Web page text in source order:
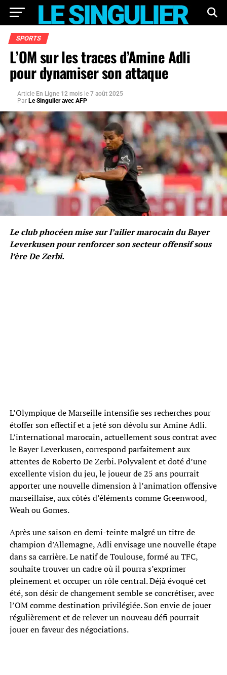
SPORTS
L’OM sur les traces d’Amine Adli
pour dynamiser son attaque
Article En Ligne 12 mois le 7 août 2025
Par Le Singulier avec AFP
Le club phocéen mise sur l’ailier marocain du Bayer
Leverkusen pour renforcer son secteur offensif sous
l’ère De Zerbi.
L’Olympique de Marseille intensifie ses recherches pour
étoffer son effectif et a jeté son dévolu sur Amine Adli.
L’international marocain, actuellement sous contrat avec
le Bayer Leverkusen, correspond parfaitement aux
attentes de Roberto De Zerbi. Polyvalent et doté d’une
excellente vision du jeu, le joueur de 25 ans pourrait
apporter une nouvelle dimension à l’animation offensive
marseillaise, aux côtés d’éléments comme Greenwood,
Weah ou Gomes.
Après une saison en demi-teinte malgré un titre de
champion d’Allemagne, Adli envisage une nouvelle étape
dans sa carrière. Le natif de Toulouse, formé au TFC,
souhaite trouver un cadre où il pourra s’exprimer
pleinement et occuper un rôle central. Déjà évoqué cet
été, son désir de changement semble se concrétiser, avec
l’OM comme destination privilégiée. Son envie de jouer
régulièrement et de relever un nouveau défi pourrait
jouer en faveur des négociations.